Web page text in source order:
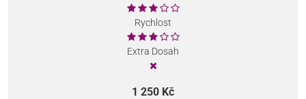
Rychlost
Extra Dosah
1 250 Kč